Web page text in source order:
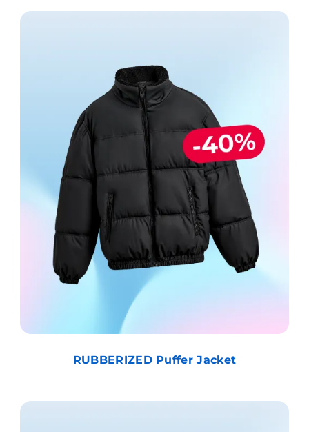
RUBBERIZED Puffer Jacket